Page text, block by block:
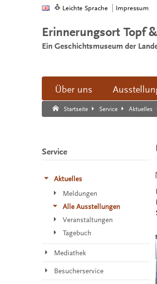
Leichte Sprache Impressum
Erinnerungsort Topf
Ein Geschichtsmuseum der
Über uns
Startseite Service Aktuelles
Suche:
Suche Ende.
Service
Aktuelles
Meldungen
Alle Ausstellungen
Veranstaltungen
Tagebuch
Mediathek
Besucherservice